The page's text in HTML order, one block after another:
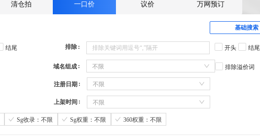
清仓拍 一口价 议价 万网预订
基础搜索
结尾 排除 开头 结尾
域名组成 不限 排除溢价词
注册日期 不限
上架时间 不限
Sg收录：不限 Sg权重：不限 360权重：不限